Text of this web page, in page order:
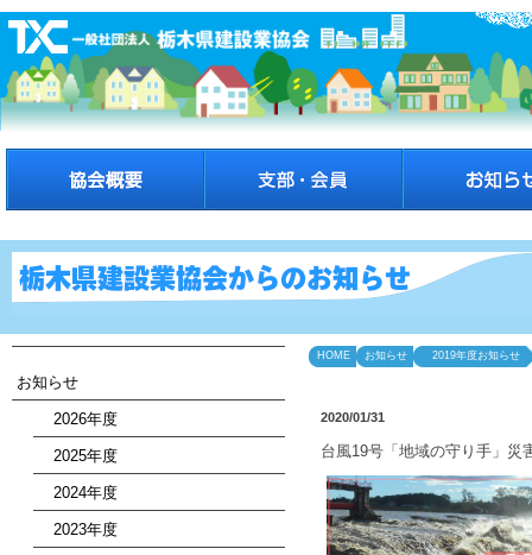
お知らせ
2026年度
2025年度
2024年度
2023年度
HOME お知らせ 2019年度お知らせ
2020/01/31
台風19号「地域の守り手」災